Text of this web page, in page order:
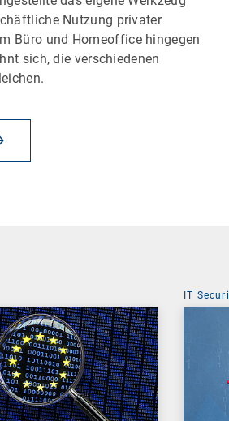
Nutzung privater
Büro und Homeoffice hingegen
sich, die verschiedenen
IT